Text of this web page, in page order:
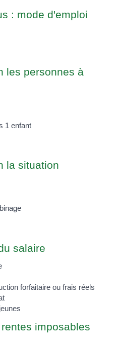
: mode d'emploi
les personnes à
1 enfant
la situation
salaire
forfaitaire ou frais réels
imposables